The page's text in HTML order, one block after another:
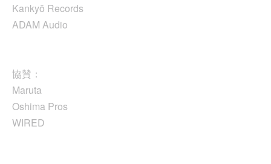
Kankyō Records
ADAM Audio
協賛：
Maruta
Oshima Pros
WIRED